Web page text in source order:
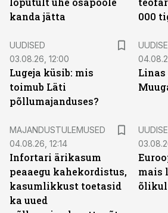
kanda jätta
000
UUDISED
03.08.26, 12:00
Lugeja küsib: mis
toimub Läti
põllumajanduses?
Linas
MAJANDUSTULEMUSED
04.08.26, 12:14
Infortari ärikasum
peaaegu kahekordistus,
kasumlikkust toetasid
ka uued
mais